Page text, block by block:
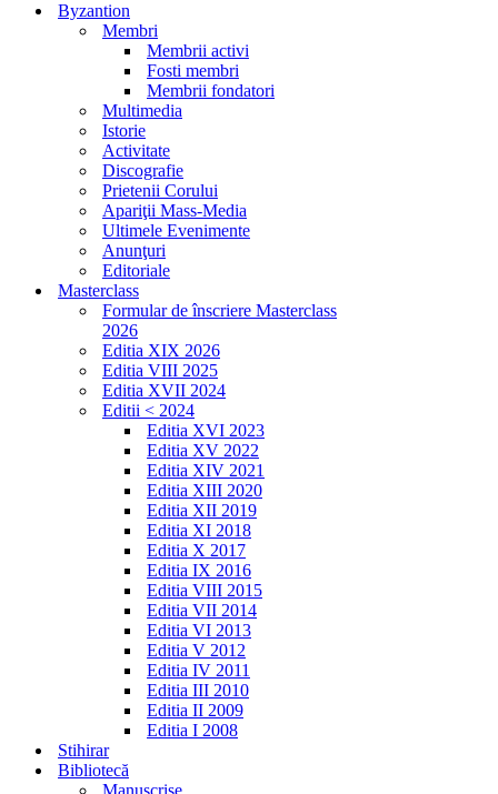
Byzantion
Membri
Membrii activi
Fosti membri
Membrii fondatori
Multimedia
Istorie
Activitate
Discografie
Prietenii Corului
Apariţii Mass-Media
Ultimele Evenimente
Anunţuri
Editoriale
Masterclass
Formular de înscriere Masterclass
2026
Editia XIX 2026
Editia VIII 2025
Editia XVII 2024
Editii < 2024
Editia XVI 2023
Editia XV 2022
Editia XIV 2021
Editia XIII 2020
Editia XII 2019
Editia XI 2018
Editia X 2017
Editia IX 2016
Editia VIII 2015
Editia VII 2014
Editia VI 2013
Editia V 2012
Editia IV 2011
Editia III 2010
Editia II 2009
Editia I 2008
Stihirar
Bibliotecă
Manuscrise